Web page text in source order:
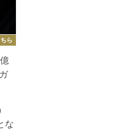
ら
な